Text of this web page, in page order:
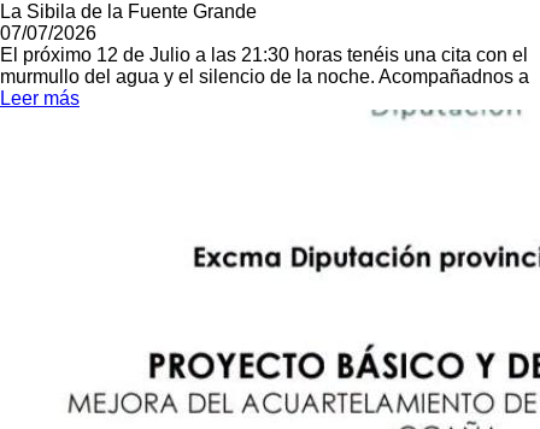
La Sibila de la Fuente Grande
07/07/2026
El próximo 12 de Julio a las 21:30 horas tenéis una cita con el
murmullo del agua y el silencio de la noche. Acompañadnos a
Leer más